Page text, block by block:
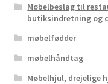
Møbelbeslag til
butiksindretning og
møbelfødder
møbelhåndtag
Møbelhjul, drejelige